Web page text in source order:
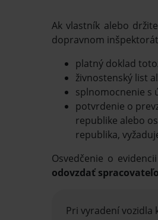
Ak vlastník alebo
dopravnom
platný doklad
živnostenský list
splnomocnenie s
potvrdenie o
republike alebo
republika,
Osvedčenie o
odovzdať
Pri vyradení vozidla